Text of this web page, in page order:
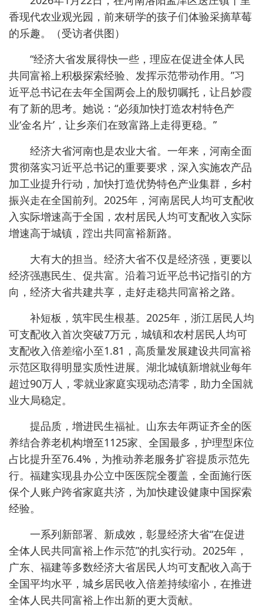
香现代农业观光园，前来研学的孩子们体验采摘草莓
的乐趣。（受访者供图）
“经济大省发展得快一些，理应在促进全体人民
共同富裕上积极探索经验、发挥示范带动作用。”习
近平总书记在去年全国两会上的殷切嘱托，让吕妙霞
有了新的思考。她说：“必须加快打造农村特色产
业‘金名片’，让乡亲们在致富路上走得更稳。”
经济大省河南也是农业大省。一年来，河南全面
贯彻落实习近平总书记的重要要求，深入实施农产品
加工业提升行动，加快打造优势特色产业集群，乡村
振兴走在全国前列。2025年，河南居民人均可支配收
入实际增速高于全国，农村居民人均可支配收入实际
增速高于城镇，蹚出共同富裕新路。
大有大的担当。经济大省不仅是经济强，更要以
经济强惠民生、促共富。沿着习近平总书记指引的方
向，经济大省共建共享，走好走稳共同富裕之路。
补短板，筑牢民生根基。2025年，浙江居民人均
可支配收入首次突破7万元，城镇和农村居民人均可
支配收入倍差缩小至1.81，高质量发展建设共同富裕
示范区取得明显实质性进展。湖北城镇新增就业每年
超过90万人，零就业家庭实现动态清零，助力全国就
业大局稳定。
提品质，增进民生福祉。山东去年两证齐全的医
养结合养老机构增至1125家、全国最多，护理型床位
占比提升至76.4%，为推动养老服务扩容提质示范先
行。福建实现县办公立中医医院全覆盖，全面施行医
保个人账户跨省家庭共济，为加快建设健康中国探索
经验。
一系列新部署、新成效，彰显经济大省“在促进
全体人民共同富裕上作示范”的扎实行动。2025年，
广东、福建等多数经济大省居民人均可支配收入高于
全国平均水平，城乡居民收入倍差持续缩小，在推进
全体人民共同富裕上作出新的更大贡献。